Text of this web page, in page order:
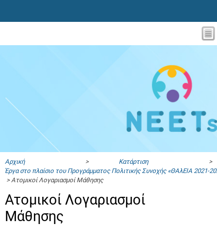
Αρχική> Κατάρτιση>
Έργα στο πλαίσιο του Προγράμματος Πολιτικής Συνοχής «ΘΑλΕΙΑ 2021-
> Ατομικοί Λογαριασμοί Μάθησης
Ατομικοί Λογαριασμοί
Μάθησης